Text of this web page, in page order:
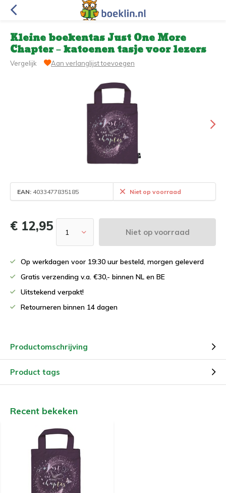
Kleine boekentas Just One More
Chapter – katoenen tasje voor lezers
Vergelijk Aan verlanglijst toevoegen
EAN: 4033477835185 Niet op voorraad
€ 12,95 Niet op voorraad
Op werkdagen voor 19:30 uur besteld, morgen geleverd
Gratis verzending v.a. €30,- binnen NL en BE
Uitstekend verpakt!
Retourneren binnen 14 dagen
Productomschrijving
Product tags
Recent bekeken